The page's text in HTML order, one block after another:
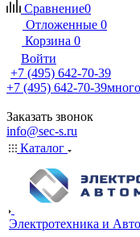
Сравнение0
Отложенные 0
Корзина 0
Войти
+7 (495) 642-70-39
+7 (495) 642-70-39
Заказать звонок
info@sec-s.ru
Каталог
Электротехника и